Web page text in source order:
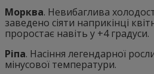
Морква. Невибаглива
заведено сіяти наприкінці
проростає навіть у +4 градуси.
Ріпа. Насіння легендарної
мінусової температури.